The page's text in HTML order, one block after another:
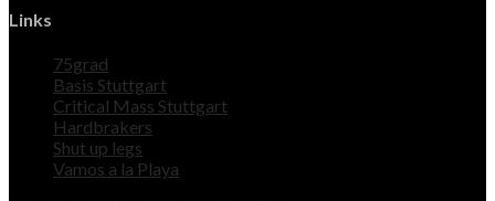
Links
75grad
Basis Stuttgart
Critical Mass Stuttgart
Hardbrakers
Shut up legs
Vamos a la Playa